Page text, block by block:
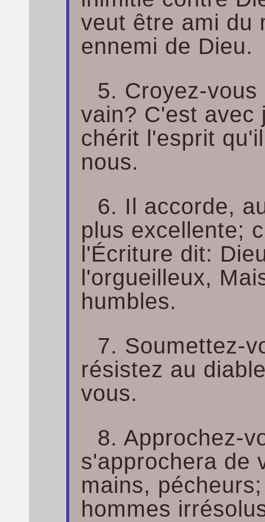
veut être ami du
ennemi de Dieu.
5. Croyez-
vain? C'est avec
chérit l'esprit
nous.
6. Il accorde,
plus excellente;
l'Écriture dit:
l'orgueilleux,
humbles.
7. Soumettez-
résistez au
vous.
8. Approchez-
s'approchera de
mains,
hommes